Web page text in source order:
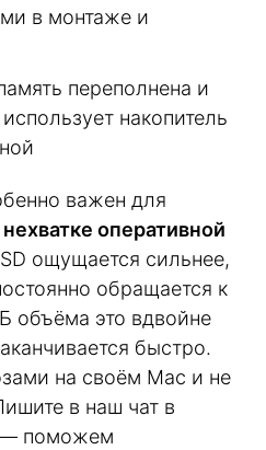
в монтаже и
переполнена и
накопитель
важен для
оперативной
ощущается сильнее,
обращается к
объёма это вдвойне
быстро.
на своём Mac и не
в наш чат в
поможем